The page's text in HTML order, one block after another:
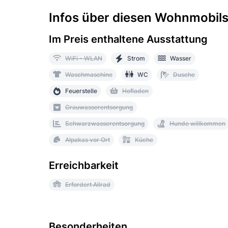
Infos über diesen
Im Preis enthaltene Ausstattung
WiFi - WLAN Strom Wasser
Waschmaschine WC Dusche
Feuerstelle Hofladen
Grauwasserentsorgung
Schwarzwasserentsorgung Hunde willkommen
Alpakas vor Ort Küche
Erreichbarkeit
Erfordert Allrad